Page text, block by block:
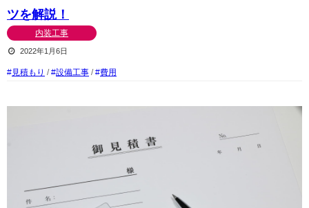
ツを解説！
内装工事
2022年1月6日
見積もり / 設備工事 / 費用